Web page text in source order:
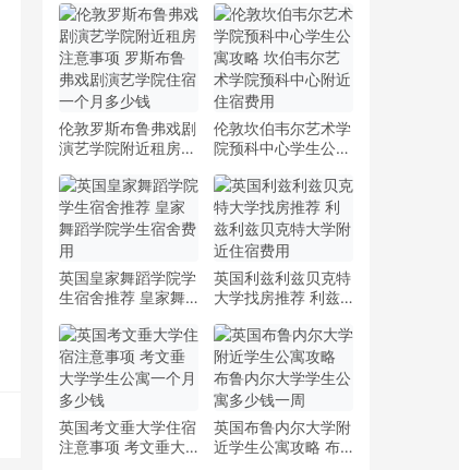
伦敦罗斯布鲁弗戏剧
演艺学院附近租房注
戏剧演艺学院住宿一
个月多少钱
伦敦坎伯韦尔艺术学
院预科中心学生公寓
学院预科中心附近住
宿费用
英国皇家舞蹈学院学
生宿舍推荐 皇家舞
英国利兹利兹贝克特
大学找房推荐 利兹
住宿费用
英国考文垂大学住宿
注意事项 考文垂大
英国布鲁内尔大学附
近学生公寓攻略 布